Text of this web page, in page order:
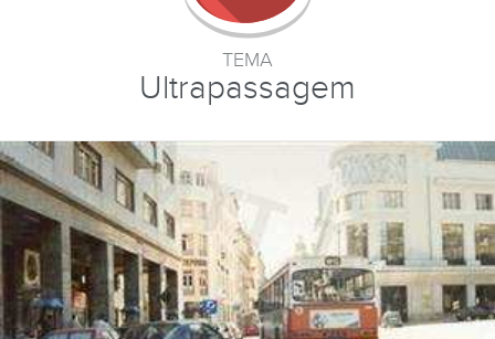
TEMA
Ultrapassagem